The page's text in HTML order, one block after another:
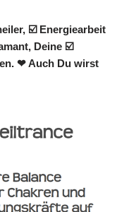
☑️ Energiearbeit
Deine ☑️
❤ Auch Du wirst